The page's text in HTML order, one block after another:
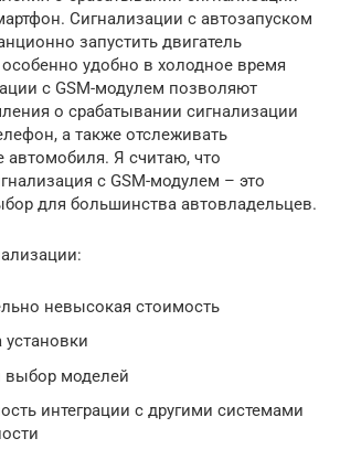
Сигнализации с автозапуском
запустить двигатель
удобно в холодное время
с GSM-модулем позволяют
о срабатывании сигнализации
а также отслеживать
Я считаю, что
с GSM-модулем – это
для большинства автовладельцев.
невысокая стоимость
установки
моделей
интеграции с другими системами